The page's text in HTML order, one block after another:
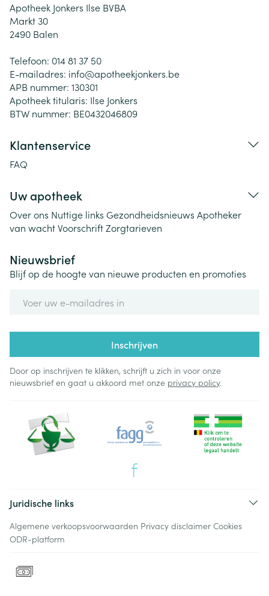
Apotheek Jonkers Ilse BVBA
Markt 30
2490 Balen
Telefoon: 014 81 37 50
E-mailadres: info@apotheekjonkers.be
APB nummer: 130301
Apotheek titularis: Ilse Jonkers
BTW nummer: BE0432046809
Klantenservice
FAQ
Uw apotheek
Over ons Nuttige links Gezondheidsnieuws Apotheker
van wachtVoorschriftZorgtarieven
Nieuwsbrief
Blijf op de hoogte van nieuwe producten en promoties
Inschrijven
Door op inschrijven te klikken, schrijft u zich in voor onze
nieuwsbrief en gaat u akkoord met onze privacy policy.
Juridische links
Algemene verkoopsvoorwaarden Privacy disclaimer Cookies
ODR-platform